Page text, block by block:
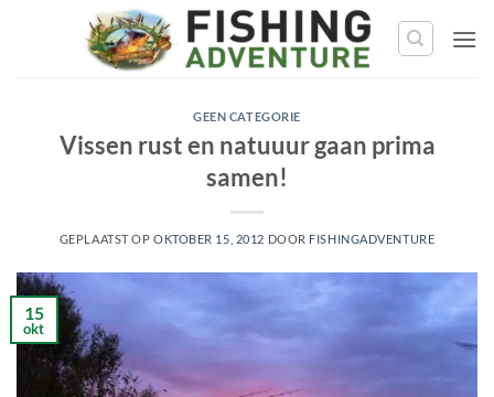
GEEN CATEGORIE
Vissen rust en natuuur gaan prima
samen!
GEPLAATST OP OKTOBER 15, 2012 DOOR FISHINGADVENTURE
15
okt